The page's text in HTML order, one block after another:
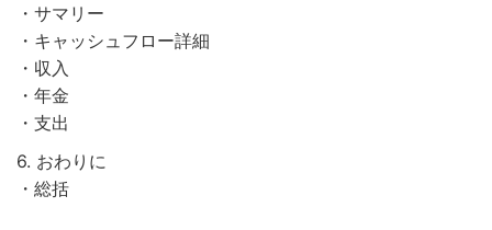
・サマリー
・キャッシュフロー詳細
・収入
・年金
・支出
6. おわりに
・総括